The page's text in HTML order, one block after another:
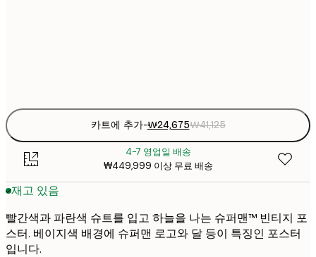
카트에 추가-₩24,675₩41,125
4-7 영업일 배송
₩449,999 이상 무료 배송
재고 있음
빨간색과 파란색 슈트를 입고 하늘을 나는 슈퍼맨™ 빈티지 포
스터. 베이지색 배경에 슈퍼맨 로고와 달 등이 특징인 포스터
입니다.